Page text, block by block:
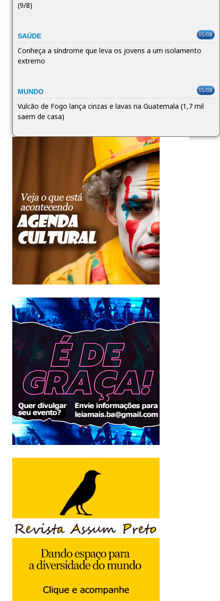
(9/8)
SAÚDE 05/08
Conheça a síndrome que leva os jovens a um isolamento
extremo
MUNDO 05/08
Vulcão de Fogo lança cinzas e lavas na Guatemala (1,7 mil
saem de casa)